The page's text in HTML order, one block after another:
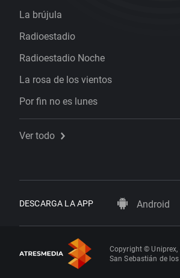
La brújula
Radioestadio
Radioestadio Noche
La rosa de los vientos
Por fin no es lunes
Ver todo
DESCARGA LA APP Android
Copyright © Uniprex,
San Sebastián de